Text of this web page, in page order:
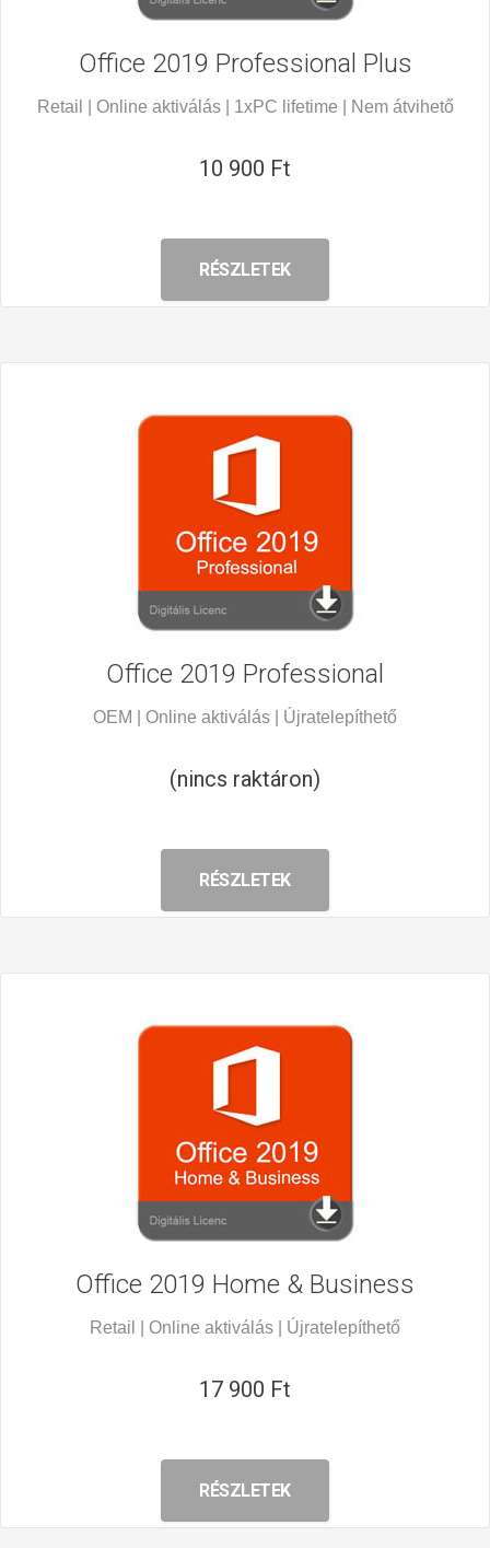
Office 2019 Professional Plus
Retail | Online aktiválás | 1xPC lifetime | Nem átvihető
10 900 Ft
RÉSZLETEK
Office 2019 Professional
OEM | Online aktiválás | Újratelepíthető
(nincs raktáron)
RÉSZLETEK
Office 2019 Home & Business
Retail | Online aktiválás | Újratelepíthető
17 900 Ft
RÉSZLETEK